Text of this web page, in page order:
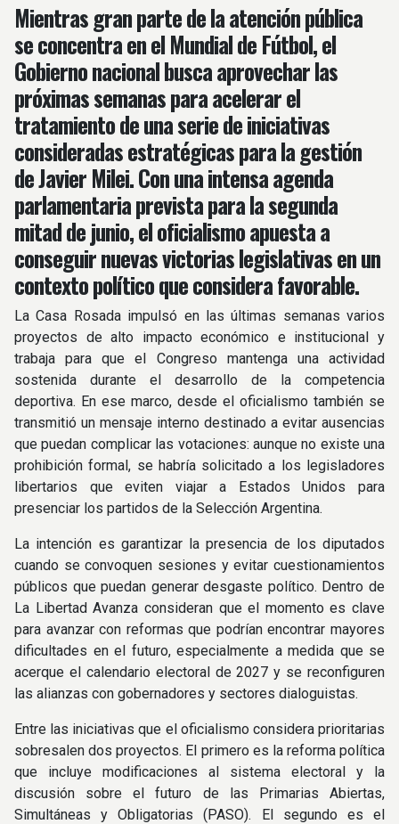
Mientras gran parte de la atención pública
se concentra en el Mundial de Fútbol, el
Gobierno nacional busca aprovechar las
próximas semanas para acelerar el
tratamiento de una serie de iniciativas
consideradas estratégicas para la gestión
de Javier Milei. Con una intensa agenda
parlamentaria prevista para la segunda
mitad de junio, el oficialismo apuesta a
conseguir nuevas victorias legislativas en un
contexto político que considera favorable.
La Casa Rosada impulsó en las últimas semanas varios
proyectos de alto impacto económico e institucional y
trabaja para que el Congreso mantenga una actividad
sostenida durante el desarrollo de la competencia
deportiva. En ese marco, desde el oficialismo también se
transmitió un mensaje interno destinado a evitar ausencias
que puedan complicar las votaciones: aunque no existe una
prohibición formal, se habría solicitado a los legisladores
libertarios que eviten viajar a Estados Unidos para
presenciar los partidos de la Selección Argentina.
La intención es garantizar la presencia de los diputados
cuando se convoquen sesiones y evitar cuestionamientos
públicos que puedan generar desgaste político. Dentro de
La Libertad Avanza consideran que el momento es clave
para avanzar con reformas que podrían encontrar mayores
dificultades en el futuro, especialmente a medida que se
acerque el calendario electoral de 2027 y se reconfiguren
las alianzas con gobernadores y sectores dialoguistas.
Entre las iniciativas que el oficialismo considera prioritarias
sobresalen dos proyectos. El primero es la reforma política
que incluye modificaciones al sistema electoral y la
discusión sobre el futuro de las Primarias Abiertas,
Simultáneas y Obligatorias (PASO). El segundo es el